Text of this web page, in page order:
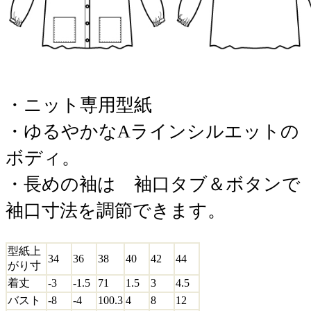
・ニット専用型紙
・ゆるやかなAラインシルエットの
ボディ。
・長めの袖は 袖口タブ＆ボタンで
袖口寸法を調節できます。
型紙上
がり寸
34 36 38 40 42 44
着丈 -3 -1.5 71 1.5 3
4.5
バスト
-8 -4 100.3 4 8 12